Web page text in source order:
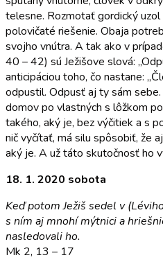
telesne. Rozmotať gordický
polovičaté riešenie. Obaja
svojho vnútra. A tak ako v
40 – 42) sú Ježišove slo­vá:
anticipáciou toho, čo nastane:
odpustil. Odpusť aj ty sám
domov po vlastných s lôžkom
takého, aký je, bez výčitiek a s
nič vyčítať, má silu spôsobiť, že
aký je. A už táto skutočnosť ho
18. 1. 2020 sobota
Keď potom Ježiš sedel v
s ním aj mnohí mýtnici a
nasledovali ho.
Mk 2, 13 – 17